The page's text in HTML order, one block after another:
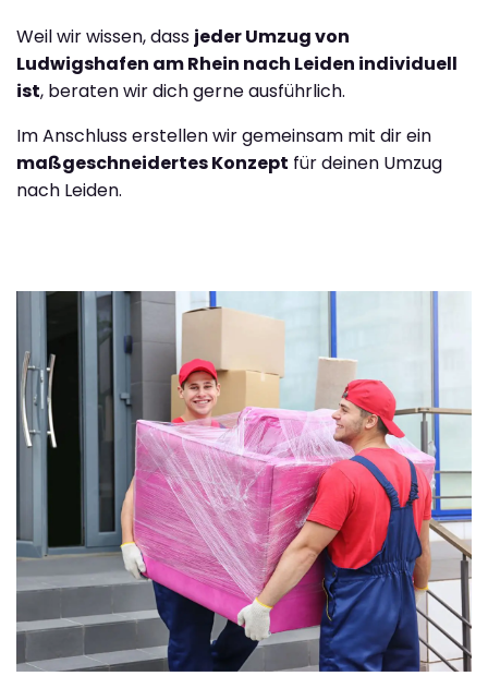
Weil wir wissen, dass jeder Umzug von
Ludwigshafen am Rhein nach Leiden individuell
ist, beraten wir dich gerne ausführlich.
Im Anschluss erstellen wir gemeinsam mit dir ein
maßgeschneidertes Konzept für deinen Umzug
nach Leiden.